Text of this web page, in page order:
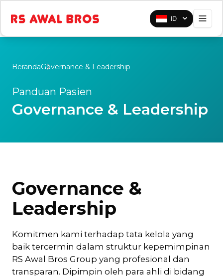
ID
Panduan Pasien
Governance & Leadership
BerandaGovernance & Leadership
Governance &
Leadership
Komitmen kami terhadap tata kelola yang
baik tercermin dalam struktur kepemimpinan
RS Awal Bros Group yang profesional dan
transparan. Dipimpin oleh para ahli di bidang